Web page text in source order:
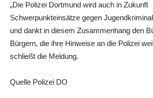
„Die Polizei Dortmund wird auch in Zukunft
Schwerpunkteinsätze gegen
und dankt in diesem Zusammenhang den
Bürgern, die ihre Hinweise an die Polizei
schließt die Meldung.
Quelle Polizei DO